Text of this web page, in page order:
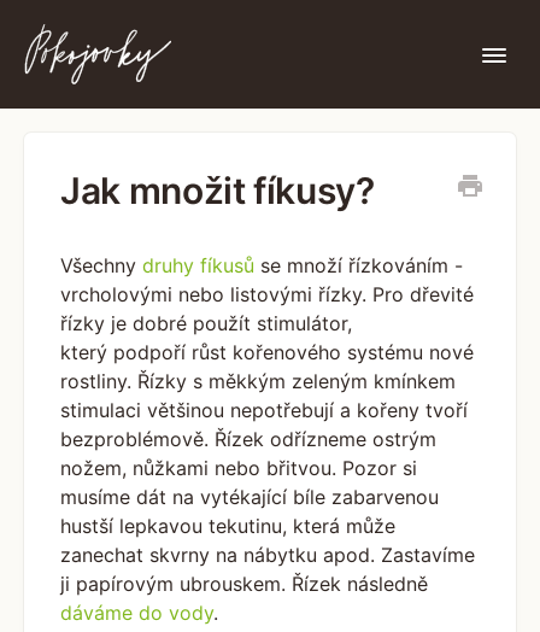
Jak množit fíkusy?
Všechny druhy fíkusů se množí řízkováním -
vrcholovými nebo listovými řízky. Pro dřevité
řízky je dobré použít stimulátor,
který podpoří růst kořenového systému nové
rostliny. Řízky s měkkým zeleným kmínkem
stimulaci většinou nepotřebují a kořeny tvoří
bezproblémově. Řízek odřízneme ostrým
nožem, nůžkami nebo břitvou. Pozor si
musíme dát na vytékající bíle zabarvenou
hustší lepkavou tekutinu, která může
zanechat skvrny na nábytku apod. Zastavíme
ji papírovým ubrouskem. Řízek následně
dáváme do vody.